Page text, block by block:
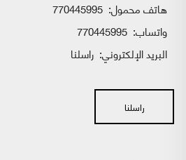
هاتف محمول: 770445995
واتساب:
البريد الإلكتروني: راسلنا
راسلنا